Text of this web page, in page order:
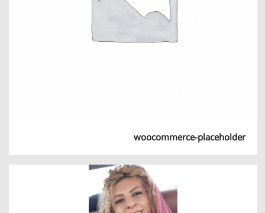
woocommerce-placeholder